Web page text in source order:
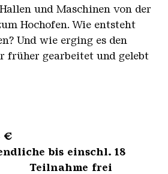
und Maschinen von der
Hochofen. Wie entsteht
Und wie erging es den
früher gearbeitet und gelebt
bis einschl. 18
frei